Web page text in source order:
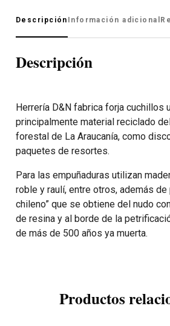
Descripción Información adicional
Descripción
Herrería D&N fabrica forja cuchillos
principalmente material reciclado
forestal de La Araucanía, como
paquetes de resortes.
Para las empuñaduras utilizan
roble y raulí, entre otros, además de
chileno” que se obtiene del nudo
de resina y al borde de la
de más de 500 años ya muerta.
Productos